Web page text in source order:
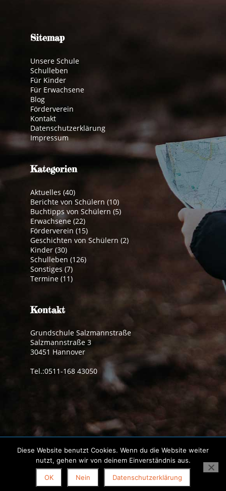
Sitemap
Unsere Schule
Schulleben
Für Kinder
Für Erwachsene
Blog
Förderverein
Kontakt
Datenschutzerklärung
Impressum
Kategorien
Aktuelles (40)
Berichte von Schülern (10)
Buchtipps von Schülern (5)
Erwachsene (22)
Förderverein (15)
Geschichten von Schülern (2)
Kinder (30)
Schulleben (126)
Sonstiges (7)
Termine (11)
Kontakt
Grundschule Salzmannstraße
Salzmannstraße 3
30451 Hannover
Tel.:0511-168 43050
© 2019 Grundschule Salzmannstraße | made bypdh
Diese Website benutzt Cookies. Wenn du die Website weiter
nutzt, gehen wir von deinem Einverständnis aus.
OK Nein Datenschutzerklärung